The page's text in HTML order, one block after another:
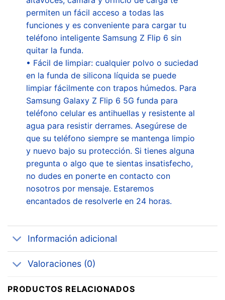
permiten un fácil acceso a todas las
funciones y es conveniente para cargar tu
teléfono inteligente Samsung Z Flip 6 sin
quitar la funda.
• Fácil de limpiar: cualquier polvo o suciedad
en la funda de silicona líquida se puede
limpiar fácilmente con trapos húmedos. Para
Samsung Galaxy Z Flip 6 5G funda para
teléfono celular es antihuellas y resistente al
agua para resistir derrames. Asegúrese de
que su teléfono siempre se mantenga limpio
y nuevo bajo su protección. Si tienes alguna
pregunta o algo que te sientas insatisfecho,
no dudes en ponerte en contacto con
nosotros por mensaje. Estaremos
encantados de resolverle en 24 horas.
Información adicional
Valoraciones (0)
PRODUCTOS RELACIONADOS